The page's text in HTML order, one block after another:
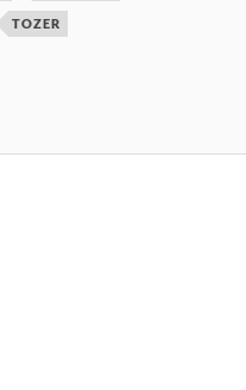
TOZER